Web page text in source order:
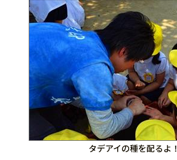
タデアイの種を配るよ！